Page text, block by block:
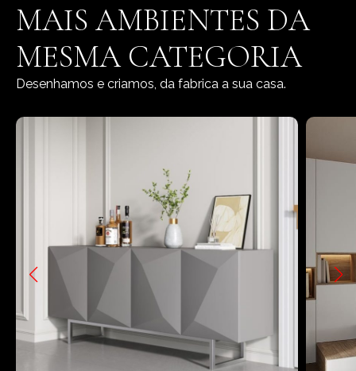
MAIS AMBIENTES DA
MESMA CATEGORIA
Desenhamos e criamos, da fabrica a sua casa.